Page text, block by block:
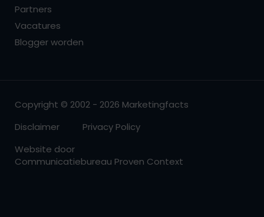
Partners
Vacatures
Blogger worden
Copyright © 2002 - 2026 Marketingfacts
Disclaimer
Privacy Policy
Website door
Communicatiebureau Proven Context